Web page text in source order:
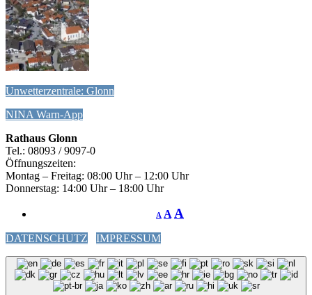
Unwetterzentrale: Glonn
NINA Warn-App
Rathaus Glonn
Tel.: 08093 / 9097-0
Öffnungszeiten:
Montag – Freitag: 08:00 Uhr – 12:00 Uhr
Donnerstag: 14:00 Uhr – 18:00 Uhr
A A A
DATENSCHUTZ IMPRESSUM